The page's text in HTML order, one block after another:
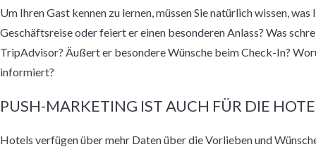
Um Ihren Gast kennen zu lernen, müssen Sie natürlich wissen,
Geschäftsreise oder feiert er einen besonderen Anlass? Was
TripAdvisor? Äußert er besondere Wünsche beim Check-In?
informiert?
PUSH-MARKETING IST AUCH FÜR DIE
Hotels verfügen über mehr Daten über die Vorlieben und